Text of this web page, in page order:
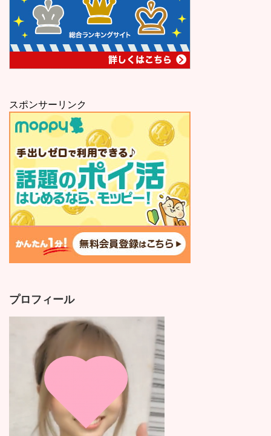
スポンサーリンク
プロフィール